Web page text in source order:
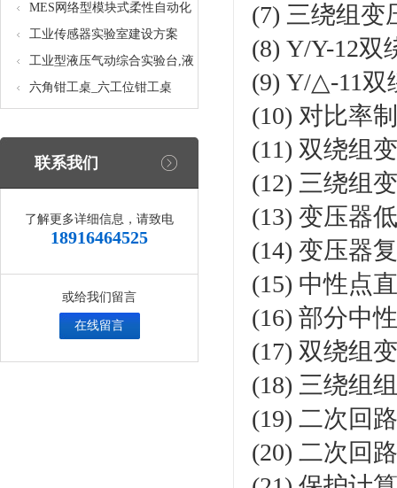
镜的区别之处
MES网络型模块式柔性自动化
生产线实验系统(八站)_模块柔
性自动化生产线教学实训设备
工业传感器实验室建设方案
工业型液压气动综合实验台,液
压气动综合实训台
六角钳工桌_六工位钳工桌
联系我们
了解更多详细信息，请致电
18916464525
或给我们留言
在线留言
(7) 三绕组变
(8) Y/Y-12双
(9) Y/△-11双
(10) 对比率
(11) 双绕组
(12) 三绕组
(13) 变压器
(14) 变压器
(15) 中性点
(16) 部分中
(17) 双绕组
(18) 三绕组
(19) 二次回
(20) 二次回